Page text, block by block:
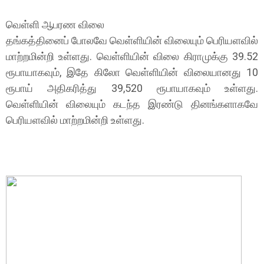
வெள்ளி ஆபரண விலை
தங்கத்தினைப் போலவே வெள்ளியின் விலையும் பெரியளவில்
மாற்றமின்றி உள்ளது. வெள்ளியின் விலை கிராமுக்கு 39.52
ரூபாயாகவும், இதே கிலோ வெள்ளியின் விலையானது 10
ரூபாய் அதிகரித்து 39,520 ரூபாயாகவும் உள்ளது.
வெள்ளியின் விலையும் கடந்த இரண்டு தினங்களாகவே
பெரியளவில் மாற்றமின்றி உள்ளது.